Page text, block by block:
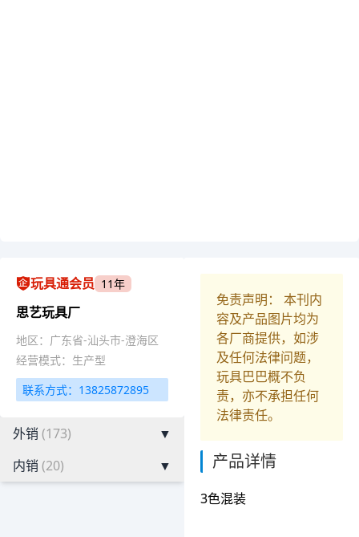
玩具通会员 11年
思艺玩具厂
地区：广东省-汕头市-澄海区
经营模式：生产型
联系方式：13825872895
外销 (173)
▼
内销 (20) ▼
免责声明： 本刊内
容及产品图片均为
各厂商提供，如涉
及任何法律问题，
玩具巴巴概不负
责，亦不承担任何
法律责任。
产品详情
3色混装